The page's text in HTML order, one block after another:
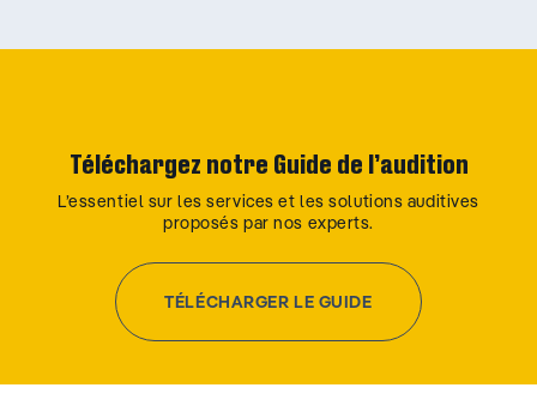
Téléchargez notre Guide de l’audition
L’essentiel sur les services et les solutions auditives
proposés par nos experts.
TÉLÉCHARGER LE GUIDE